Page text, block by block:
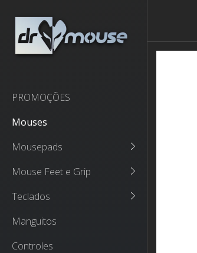
PROMOÇÕES
Mouses
Mousepads
Mouse Feet e Grip
Teclados
Manguitos
Controles